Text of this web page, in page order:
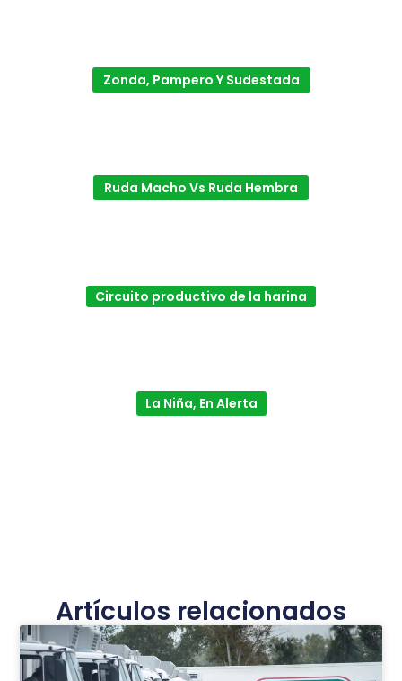
Zonda, Pampero Y Sudestada
Ruda Macho Vs Ruda Hembra
Circuito productivo de la harina
La Niña, En Alerta
Artículos relacionados